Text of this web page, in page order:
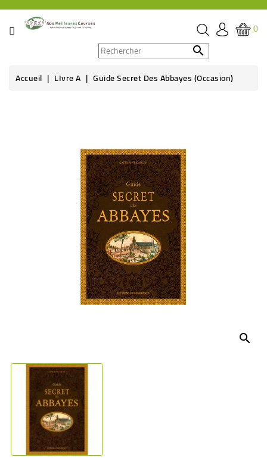
CATÉGORIE
ÉPICERIE
0

Accueil LIvre A Guide Secret Des Abbayes (Occasion)
search